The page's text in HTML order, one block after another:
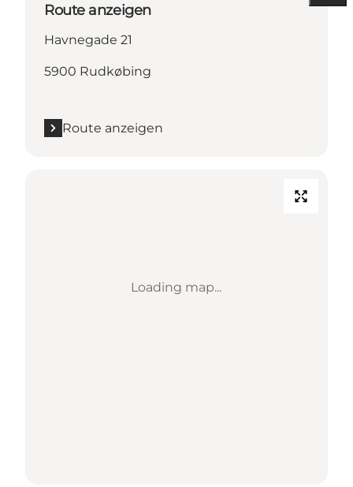
Route anzeigen
Havnegade 21
5900 Rudkøbing
Route anzeigen
Loading map...